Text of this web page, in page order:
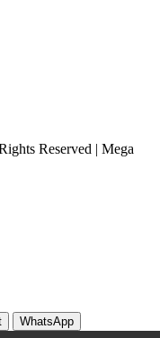
Reserved | Mega
WhatsApp